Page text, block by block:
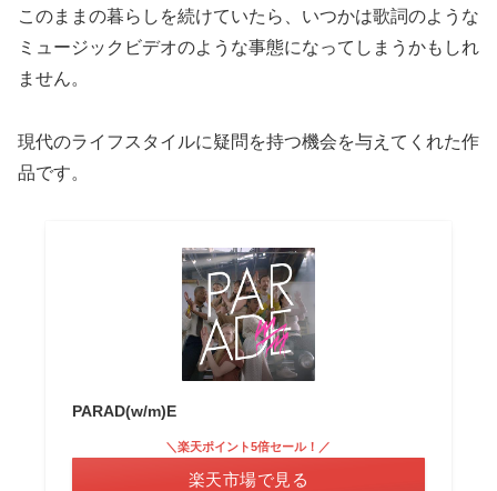
このままの暮らしを続けていたら、いつかは歌詞のような
ミュージックビデオのような事態になってしまうかもしれ
ません。
現代のライフスタイルに疑問を持つ機会を与えてくれた作
品です。
PARAD(w/m)E
＼楽天ポイント5倍セール！／
楽天市場で見る